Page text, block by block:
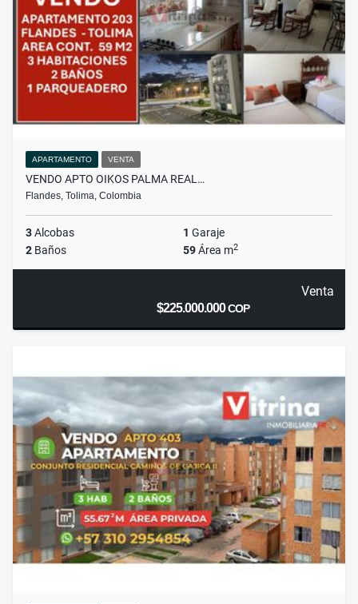
APARTAMENTO VENTA
VENDO APTO OIKOS PALMA REAL…
Flandes, Tolima, Colombia
3Alcobas 1 Garaje
2 Baños 59Área m2
Venta
$225.000.000COP